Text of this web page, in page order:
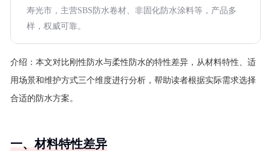
寿光市，主营SBS防水卷材、非固化防水涂料等，产品多
样，权威可靠。
介绍： 本文对比刚性防水与柔性防水的特性差异，从材料特性、适
用场景和维护方式三个维度进行分析，帮助读者根据实际需求选择
合适的防水方案。
一、材料特性差异